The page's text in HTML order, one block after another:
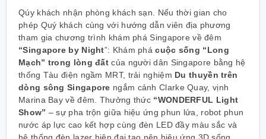
Qúy khách nhận phòng khách sạn. Nếu thời gian cho
phép Quý khách cùng với hướng dẫn viên địa phương
tham gia chương trình khám phá Singapore về đêm
“Singapore by Night”: Khám phácuộc sống “Long
Mạch” trong lòng đất của người dân Singapore bằng hệ
thống Tàu điện ngầm MRT, trải nghiệm Du thuyền trên
dòng sông Singapore ngắm cảnh Clarke Quay, vịnh
Marina Bay về đêm. Thưởng thức “WONDERFUL Light
Show” – sự pha trộn giữa hiệu ứng phun lửa, robot phun
nước áp lực cao kết hợp cùng đèn LED đầy màu sắc và
hệ thống đèn lazer hiện đại tạo nên hiệu ứng 3D sống